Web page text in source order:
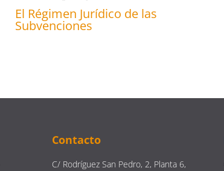
El Régimen Jurídico de las
Subvenciones
Contacto
C/ Rodríguez San Pedro, 2, Planta 6,